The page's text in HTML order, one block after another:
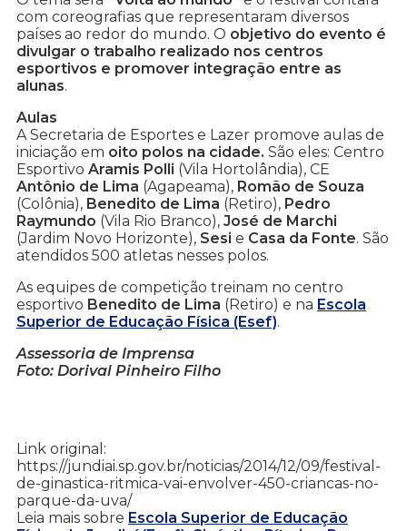
com coreografias que representaram diversos
países ao redor do mundo. O objetivo do evento é
divulgar o trabalho realizado nos centros
esportivos e promover integração entre as
alunas.
Aulas
A Secretaria de Esportes e Lazer promove aulas de
iniciação em oito polos na cidade. São eles: Centro
Esportivo Aramis Polli (Vila Hortolândia), CE
Antônio de Lima (Agapeama), Romão de Souza
(Colônia), Benedito de Lima (Retiro), Pedro
Raymundo (Vila Rio Branco), José de Marchi
(Jardim Novo Horizonte), Sesi e Casa da Fonte. São
atendidos 500 atletas nesses polos.
As equipes de competição treinam no centro
esportivo Benedito de Lima (Retiro) e na Escola
Superior de Educação Física (Esef).
Assessoria de Imprensa
Foto: Dorival Pinheiro Filho
Link original:
https://jundiai.sp.gov.br/noticias/2014/12/09/festival-
de-ginastica-ritmica-vai-envolver-450-criancas-no-
parque-da-uva/
Leia mais sobre Escola Superior de Educação